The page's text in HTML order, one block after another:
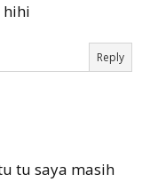
hihi
Reply
tu saya masih